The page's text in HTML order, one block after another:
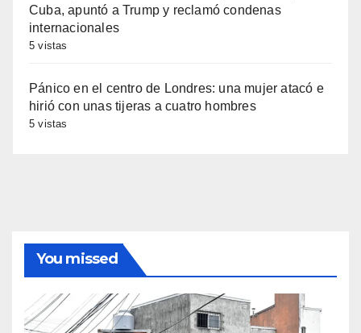
Cuba, apuntó a Trump y reclamó condenas
internacionales
5 vistas
Pánico en el centro de Londres: una mujer atacó e
hirió con unas tijeras a cuatro hombres
5 vistas
You missed